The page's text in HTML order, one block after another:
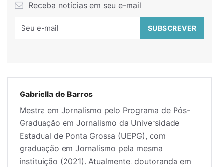
Receba notícias em seu e-mail
Gabriella de Barros
Mestra em Jornalismo pelo Programa de Pós-
Graduação em Jornalismo da Universidade
Estadual de Ponta Grossa (UEPG), com
graduação em Jornalismo pela mesma
instituição (2021). Atualmente, doutoranda em